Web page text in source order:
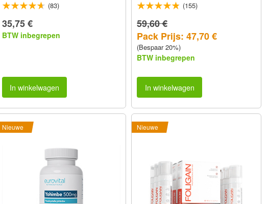
(83)
35,75 €
BTW inbegrepen
In winkelwagen
(155)
59,60 €
Pack Prijs: 47,70 €
(Bespaar 20%)
BTW inbegrepen
In winkelwagen
Nieuwe Nieuwe